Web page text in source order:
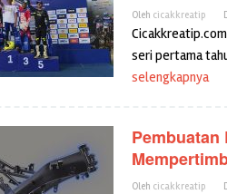
Oleh cicakkreatip
Cicakkreatip.com
seri pertama
selengkapnya
Pembuatan
Oleh cicakkreatip